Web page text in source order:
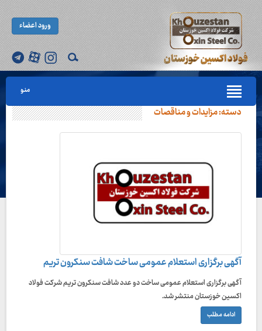
ورود اعضاء
منو
دسته:مزایدات و مناقصات
آگهی برگزاری استعلام عمومی ساخت شافت سنکرون تریم
آگهی برگزاری استعلام عمومی ساخت دو عدد شافت سنکرون تریم شرکت فولاد
اکسین خوزستان منتشر شد.
ادامه مطلب